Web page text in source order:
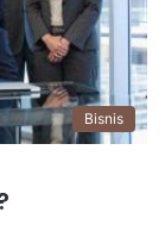
Bisnis